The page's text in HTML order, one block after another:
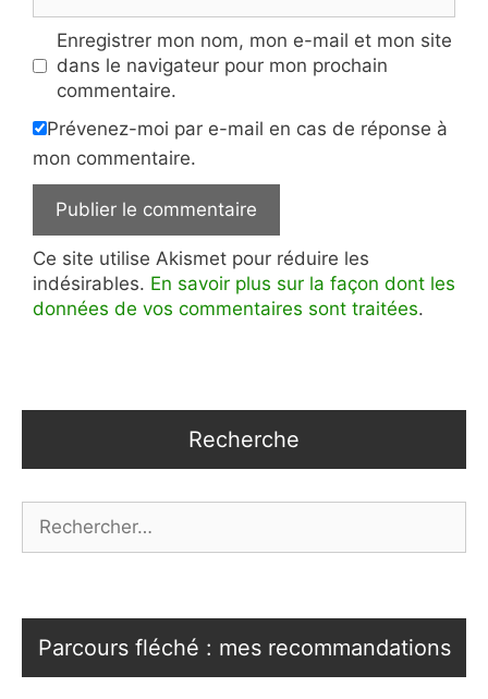
Enregistrer mon nom, mon e-mail et mon site
dans le navigateur pour mon prochain
commentaire.
Prévenez-moi par e-mail en cas de réponse à
mon commentaire.
Ce site utilise Akismet pour réduire les
indésirables. En savoir plus sur la façon dont les
données de vos commentaires sont traitées.
Recherche
Parcours fléché : mes recommandations